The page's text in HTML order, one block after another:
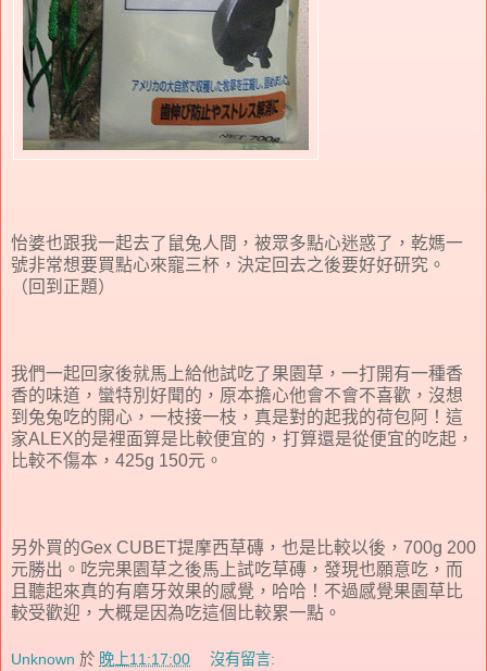
怡婆也跟我一起去了鼠兔人間，被眾多點心迷惑了，乾媽一
號非常想要買點心來寵三杯，決定回去之後要好好研究。
（回到正題）
我們一起回家後就馬上給他試吃了果園草，一打開有一種香
香的味道，蠻特別好聞的，原本擔心他會不會不喜歡，沒想
到兔兔吃的開心，一枝接一枝，真是對的起我的荷包阿！這
家ALEX的是裡面算是比較便宜的，打算還是從便宜的吃起，
比較不傷本，425g 150元。
另外買的Gex CUBET提摩西草磚，也是比較以後，700g 200
元勝出。吃完果園草之後馬上試吃草磚，發現也願意吃，而
且聽起來真的有磨牙效果的感覺，哈哈！不過感覺果園草比
較受歡迎，大概是因為吃這個比較累一點。
Unknown 於 晚上11:17:00 沒有留言: